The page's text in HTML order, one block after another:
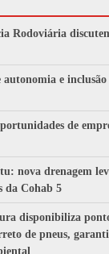
Rodoviária
autonomia e
de
nova drenagem
da Cohab 5
disponibiliza
de pneus,